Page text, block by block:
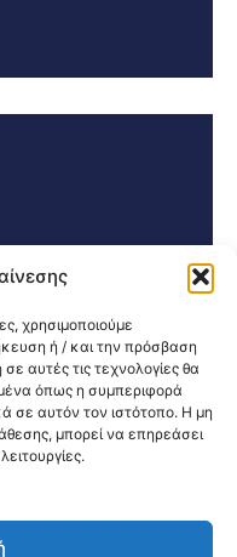
χρησιμοποιούμε
ή / και την πρόσβαση
αυτές τις τεχνολογίες θα
όπως η συμπεριφορά
σε αυτόν τον ιστότοπο. Η μη
μπορεί να επηρεάσει